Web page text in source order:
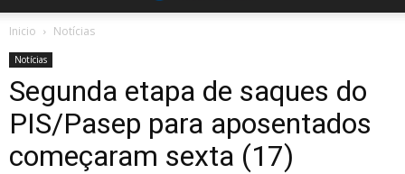
Inicio Notícias
Notícias
Segunda etapa de saques do
PIS/Pasep para aposentados
começaram sexta (17)